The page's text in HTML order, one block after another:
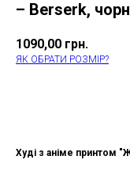
– Berserk,
1090,00 грн.
ЯК ОБРАТИ РОЗМІР?
Худі з аніме принтом